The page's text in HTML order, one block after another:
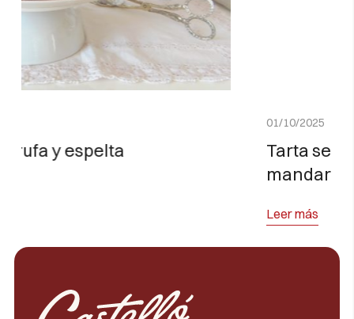
Tarta semi helada de chocolate y